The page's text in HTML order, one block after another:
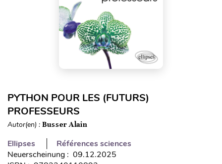
PYTHON POUR LES (FUTURS)
PROFESSEURS
Autor(en) : Busser Alain
Ellipses
Références sciences
Neuerscheinung : 09.12.2025